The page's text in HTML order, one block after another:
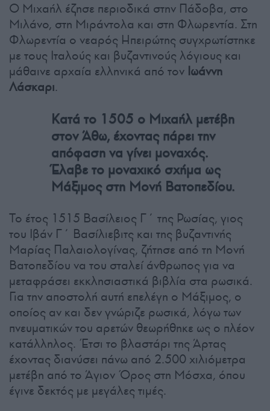
Ο Μιχαήλ έζησε περιοδικά στην Πάδοβα, στο
Μιλάνο, στη Μιράντολα και στη Φλωρεντία. Στη
Φλωρεντία ο νεαρός Ηπειρώτης συγχρωτίστηκε
με τους Ιταλούς και βυζαντινούς λόγιους και
μάθαινε αρχαία ελληνικά από τον Ιωάννη
Λάσκαρι.
Κατά το 1505 ο Μιχαήλ μετέβη
στον Άθω, έχοντας πάρει την
απόφαση να γίνει μοναχός.
Έλαβε το μοναχικό σχήμα ως
Μάξιμος στη Μονή Βατοπεδίου.
Το έτος 1515 Βασίλειος Γ΄ της Ρωσίας, γιος
του Ιβάν Γ΄ Βασίλιεβιτς και της βυζαντινής
Μαρίας Παλαιολογίνας, ζήτησε από τη Μονή
Βατοπεδίου να του σταλεί άνθρωπος για να
μεταφράσει εκκλησιαστικά βιβλία στα ρωσικά.
Για την αποστολή αυτή επελέγη ο Μάξιμος, ο
οποίος αν και δεν γνώριζε ρωσικά, λόγω των
πνευματικών του αρετών θεωρήθηκε ως ο πλέον
κατάλληλος. Έτσι το βλαστάρι της Άρτας
έχοντας διανύσει πάνω από 2.500 χιλιόμετρα
μετέβη από το Άγιον Όρος στη Μόσχα, όπου
έγινε δεκτός με μεγάλες τιμές.